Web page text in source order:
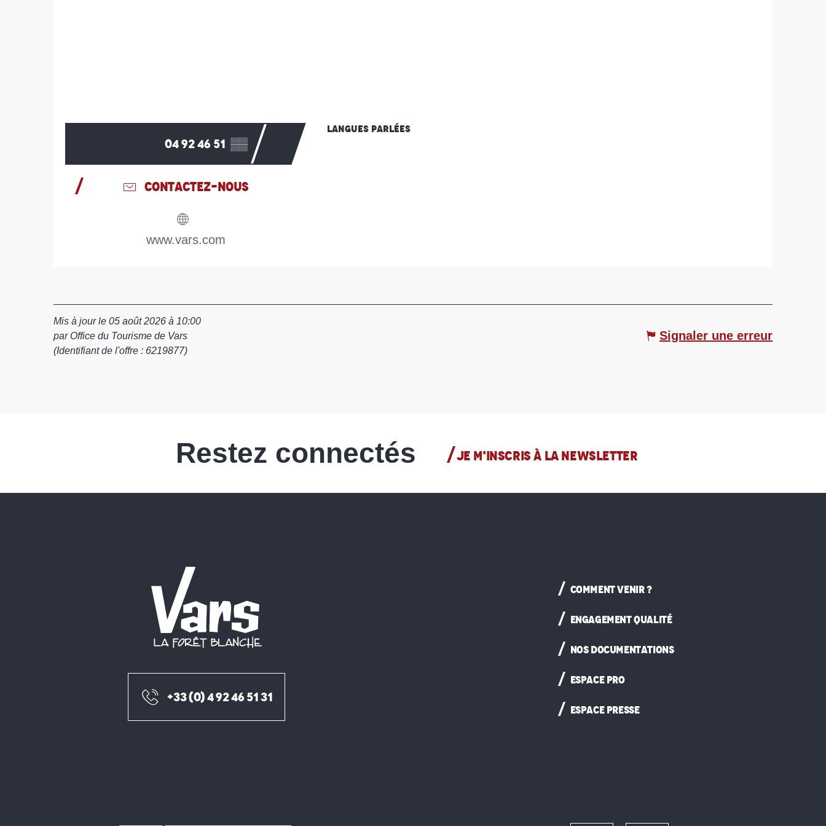
04 92 46 51 ▒▒
CONTACTEZ-NOUS
www.vars.com
Langues parlées
Langues parlées
Mis à jour le 05 août 2026 à 10:00
par Office du Tourisme de Vars
(Identifiant de l'offre : 6219877)
Signaler une erreur
Restez connectés JE M'INSCRIS À LA NEWSLETTER
+33 (0) 4 92 46 51 31
COMMENT VENIR ?
ENGAGEMENT QUALITÉ
NOS DOCUMENTATIONS
ESPACE PRO
ESPACE PRESSE